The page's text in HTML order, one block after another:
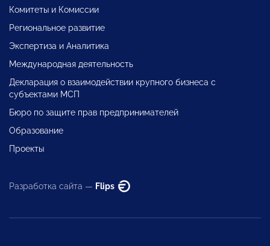
Комитеты и Комиссии
Региональное развитие
Экспертиза и Аналитика
Международная деятельность
Декларация о взаимодействии крупного бизнеса с
субъектами МСП
Бюро по защите прав предпринимателей
Образование
Проекты
Разработка сайта — Flips